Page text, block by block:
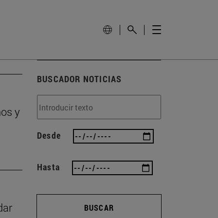
y
BUSCADOR NOTICIAS
Desde
Hasta
BUSCAR